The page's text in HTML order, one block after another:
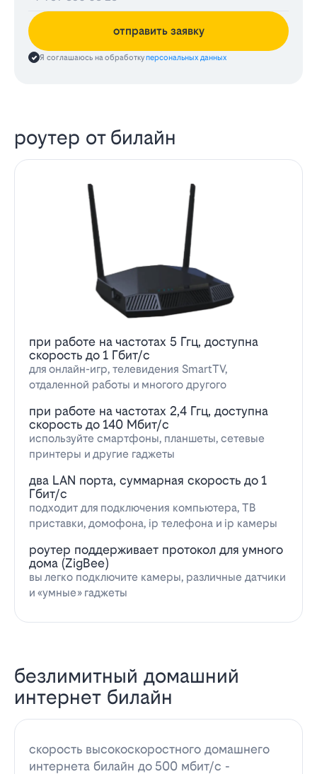
отправить заявку
Я соглашаюсь на обработкуперсональных данных
роутер от билайн
при работе на частотах 5 Ггц, доступна
скорость до 1 Гбит/с
для онлайн-игр, телевидения SmartTV,
отдаленной работы и многого другого
при работе на частотах 2,4 Ггц, доступна
скорость до 140 Мбит/с
используйте смартфоны, планшеты, сетевые
принтеры и другие гаджеты
два LAN порта, суммарная скорость до 1
Гбит/с
подходит для подключения компьютера, ТВ
приставки, домофона, ip телефона и ip камеры
роутер поддерживает протокол для умного
дома (ZigBee)
вы легко подключите камеры, различные датчики
и «умные» гаджеты
безлимитный домашний
интернет билайн
скорость высокоскоростного домашнего
интернета билайн до 500 мбит/с -